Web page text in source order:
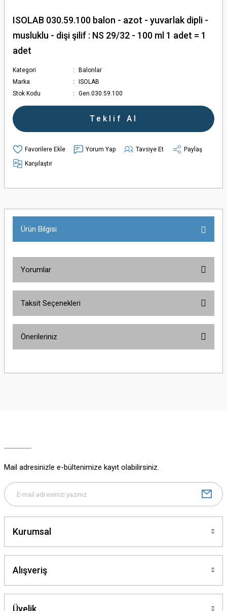
ISOLAB 030.59.100 balon - azot - yuvarlak dipli -
musluklu - dişi şilif : NS 29/32 - 100 ml 1 adet = 1
adet
Kategori
Balonlar
Marka
ISOLAB
Stok Kodu
Gen.030.59.100
Teklif Al
Yorum Yap Tavsiye Et
Paylaş
Karşılaştır
Ürün Bilgisi
Yorumlar
Taksit Seçenekleri
Önerileriniz
yetersiz gördüğünüz noktaları öneri formunu kullanarak tarafımıza
Bu ürüne benzer farklı alternatifler olmalı.
Mail adresinizle e-bültenimize kayıt olabilirsiniz.
Kurumsal
Alışveriş
Üyelik